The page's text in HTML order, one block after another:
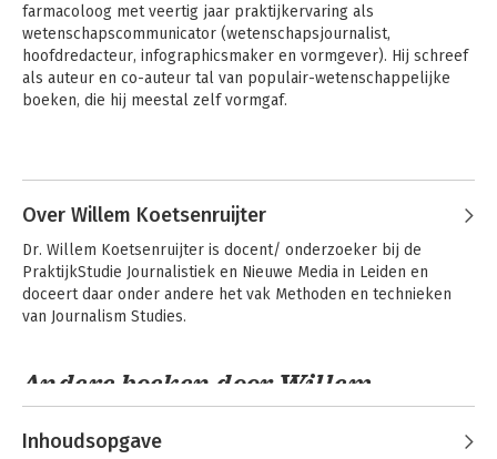
farmacoloog met veertig jaar praktijkervaring als
wetenschapscommunicator (wetenschapsjournalist,
hoofdredacteur, infographicsmaker en vormgever). Hij schreef
als auteur en co-auteur tal van populair-wetenschappelijke
boeken, die hij meestal zelf vormgaf.
met de nadruk op visuele en gezondheidscommunicatie.
Over Willem Koetsenruijter
Dr. Willem Koetsenruijter is docent/ onderzoeker bij de
PraktijkStudie Journalistiek en Nieuwe Media in Leiden en
doceert daar onder andere het vak Methoden en technieken
van Journalism Studies.
Andere boeken door Willem
Koetsenruijter
Inhoudsopgave